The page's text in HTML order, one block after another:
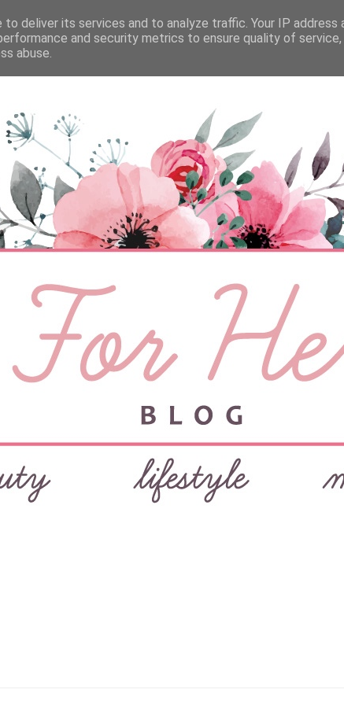
ÉLETMÓD BABA SZEMÉLYES VIDEÓ
deliver its services and to analyze traffic. Your IP address
and security metrics to ensure quality of
abuse.